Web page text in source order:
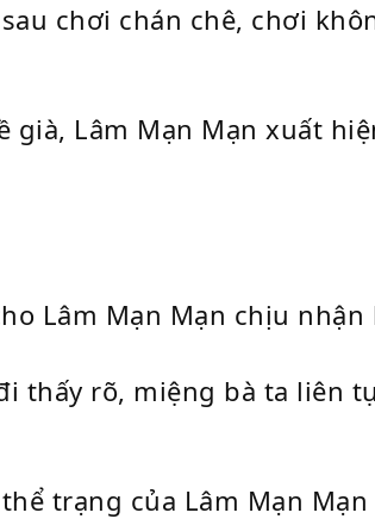
chơi chán chê, chơi
Lâm Mạn Mạn xuất
Lâm Mạn Mạn chịu nhận
thấy rõ, miệng bà ta liên
trạng của Lâm Mạn